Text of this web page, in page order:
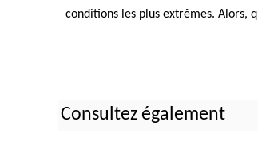
conditions les plus extrêmes. Alors,
Consultez également